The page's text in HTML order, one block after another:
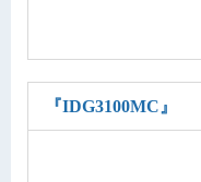
『IDG3100MC』